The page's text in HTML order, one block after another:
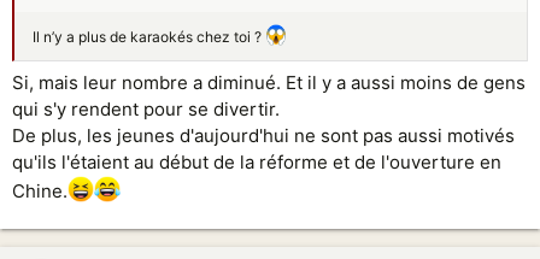
Il n’y a plus de karaokés chez toi ?
Si, mais leur nombre a diminué. Et il y a aussi moins de gens
qui s'y rendent pour se divertir.
De plus, les jeunes d'aujourd'hui ne sont pas aussi motivés
qu'ils l'étaient au début de la réforme et de l'ouverture en
Chine.